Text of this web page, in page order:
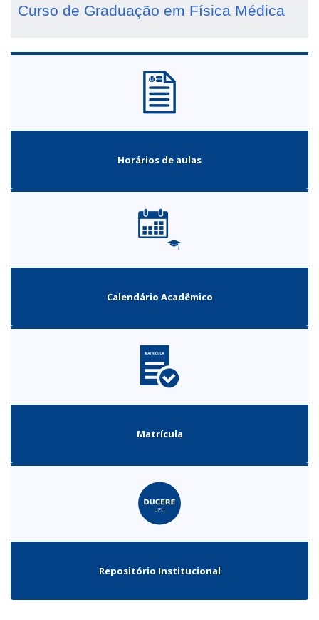
Curso de Graduação em Física Médica
Horários de aulas
Calendário Acadêmico
Matrícula
Repositório Institucional